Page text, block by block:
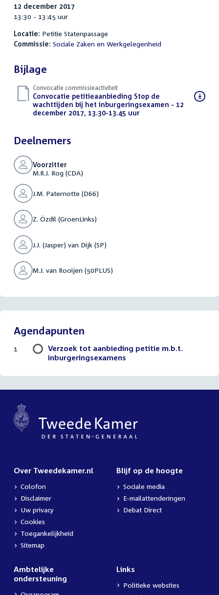
12 december 2017
13:30 - 13:45 uur
Locatie: Petitie Statenpassage
Commissie: Sociale Zaken en Werkgelegenheid
Bijlage
Convocatie commissieactiviteit
Download
bestand:
Convocatie petitieaanbieding Stop de
wachttijden bij het inburgeringsexamen - 12
december 2017, 13.30-13.45 uur(PDF)
Deelnemers
Voorzitter
M.R.J. Rog (CDA)
J.M. Paternotte (D66)
Z. Özdil (GroenLinks)
J.J. (Jasper) van Dijk (SP)
M.J. van Rooijen (50PLUS)
Agendapunten
Verzoek tot aanbieding petitie m.b.t.
inburgeringsexamens
1
Over Tweedekamer.nl
Colofon
Disclaimer
Uw privacy
Cookies
Toegankelijkheid
Sitemap
Blijf op de hoogte
Sociale media
E-mailattenderingen
Debat Direct
Ambtelijke
ondersteuning
Links
Politieke websites